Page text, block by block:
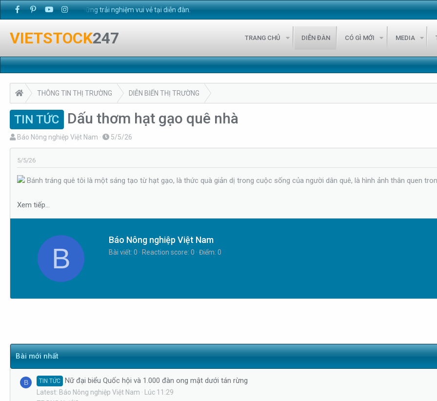
. Chúc bạn có những trải nghiệm vui vẻ tại diễn đàn.
VIETSTOCK247 TRANG CHỦ DIỄN ĐÀN CÓ GÌ MỚI MEDIA
THÔNG TIN THỊ TRƯỜNG DIỄN BIẾN THỊ TRƯỜNG
TIN TỨC Dấu thơm hạt gạo quê nhà
T
h
r
e
a
s
Báo Nông nghiệp Việt Nam
N
g
y
g
5/5/26
5/5/26
Bánh tráng quê tôi là một sáng tạo từ hạt gạo, là thức quà giản dị trong cuộc sống của người dân quê, là hình ảnh thân quen
Xem tiếp...
B
W
r
Báo Nông nghiệp Việt Nam
Bài viết 0 Reaction score 0 Điểm 0
Bài mới nhất
B TIN TỨC Nữ đại biểu Quốc hội và 1.000 đàn ong mật dưới tán rừng
Latest: Báo Nông nghiệp Việt Nam
Lúc 11:29